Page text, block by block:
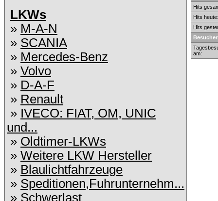
LKWs
» M-A-N
» SCANIA
» Mercedes-Benz
» Volvo
» D-A-F
» Renault
» IVECO: FIAT, OM, UNIC
und...
» Oldtimer-LKWs
» Weitere LKW Hersteller
» Blaulichtfahrzeuge
» Speditionen,Fuhrunternehm...
» Schwerlast
Hits
Hits heute:
Hits
am: